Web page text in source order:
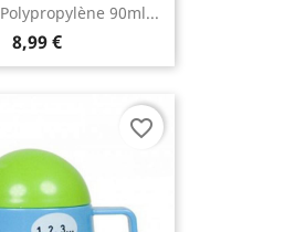
90ml...
8,99 €
favorite_border